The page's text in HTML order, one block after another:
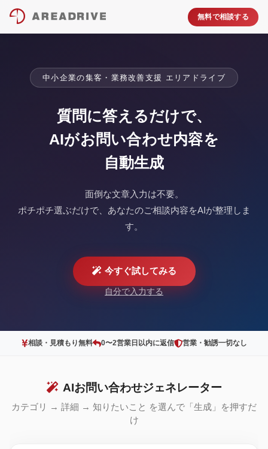
無料で相談する
中小企業の集客・業務改善支援 エリアドライブ
質問に答えるだけで、
AIがお問い合わせ内容を
自動生成
面倒な文章入力は不要。
ポチポチ選ぶだけで、あなたのご相談内容をAIが整理しま
す。
今すぐ試してみる
自分で入力する
相談・見積もり無料 0〜2営業日以内に返信 営業・勧誘一切なし
AIお問い合わせジェネレーター
カテゴリ → 詳細 → 知りたいこと を選んで「生成」を押すだ
け